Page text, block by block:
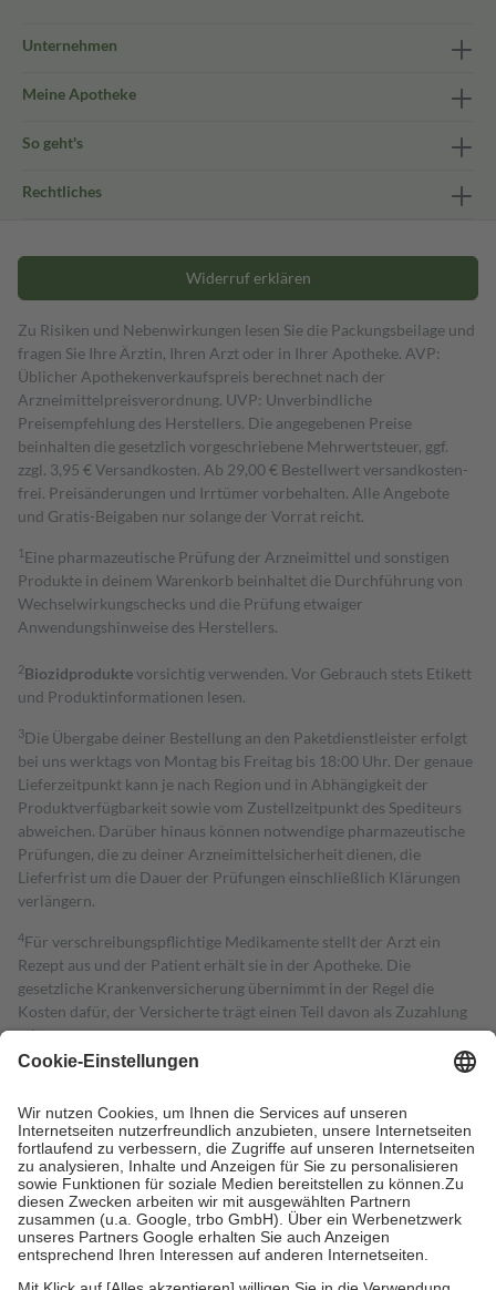
Unternehmen
Meine Apotheke
So geht's
Rechtliches
Widerruf erklären
Zu Risiken und Nebenwirkungen lesen Sie die Packungsbeilage und
fragen Sie Ihre Ärztin, Ihren Arzt oder in Ihrer Apotheke. AVP:
Üblicher Apothekenverkaufspreis berechnet nach der
Arzneimittelpreisverordnung. UVP: Unverbindliche
Preisempfehlung des Herstellers. Die angegebenen Preise
beinhalten die gesetzlich vorgeschriebene Mehrwertsteuer, ggf.
zzgl. 3,95 € Versandkosten. Ab 29,00 € Bestell­wert versand­kosten­
frei. Preisänderungen und Irrtümer vorbehalten. Alle Angebote
und Gratis-Beigaben nur solange der Vorrat reicht.
1 Eine pharmazeutische Prüfung der Arzneimittel und sonstigen
Produkte in deinem Warenkorb beinhaltet die Durchführung von
Wechselwirkungschecks und die Prüfung etwaiger
Anwendungshinweise des Herstellers.
2Biozidproduktevorsichtig verwenden. Vor Gebrauch stets Etikett
und Produktinformationen lesen.
3Die Übergabe deiner Bestellung an den Paketdienstleister erfolgt
bei uns werktags von Montag bis Freitag bis 18:00 Uhr. Der genaue
Lieferzeitpunkt kann je nach Region und in Abhängigkeit der
Produktverfügbarkeit sowie vom Zustellzeitpunkt des Spediteurs
abweichen. Darüber hinaus können notwendige pharmazeutische
Prüfungen, die zu deiner Arzneimittelsicherheit dienen, die
Lieferfrist um die Dauer der Prüfungen einschließlich Klärungen
verlängern.
4Für verschreibungspflichtige Medikamente stellt der Arzt ein
Rezept aus und der Patient erhält sie in der Apotheke. Die
gesetzliche Krankenversicherung übernimmt in der Regel die
Kosten dafür, der Versicherte trägt einen Teil davon als Zuzahlung
mit.
Grundsätzlich leisten Mitglieder Zuzahlungen in Höhe von zehn
höchstens zehn Euro.
Es sind jedoch nie mehr als die tatsächlichen
Kosten der Leistung zu entrichten.
Diese Regeln gelten grundsätzlich auch für Online-Apotheken.
Bei Heilmitteln und häuslicher Krankenpflege beträgt die
Zuzahlung zehn Prozent der Kosten sowie zehn Euro je
Verordnung.
Um das Engagement der Versicherten für ihre eigene Gesundheit zu
stärken und die besondere Stellung der Familie zu unterstützen,